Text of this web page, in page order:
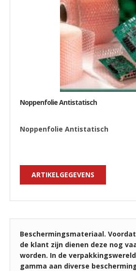
Noppenfolie Antistatisch
Noppenfolie Antistatisch
ARTIKELGEGEVENS
Beschermingsmateriaal.
de klant zijn dienen deze nog
worden. In de
gamma aan diverse